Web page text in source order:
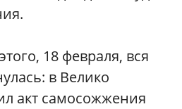
18 февраля, вся
в Велико
акт самосожжения